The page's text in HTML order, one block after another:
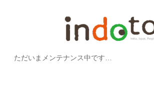
ただいまメンテナンス中です…